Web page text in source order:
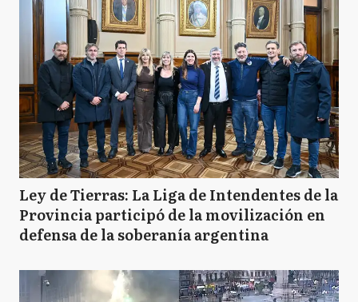
Ley de Tierras: La Liga de Intendentes de la
Provincia participó de la movilización en
defensa de la soberanía argentina